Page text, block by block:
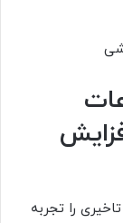
را تجربه